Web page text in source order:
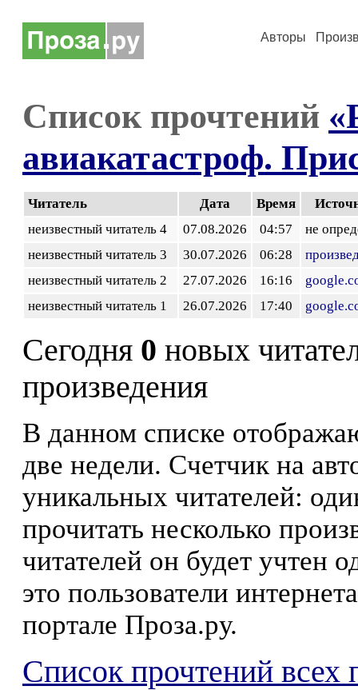
Авторы
Список прочтений
авиакатастроф.
Читатель Дата Время
неизвестный читатель 4
07.08.2026 04:57
не
неизвестный читатель 3
30.07.2026 06:28
неизвестный читатель 2
27.07.2026 16:16
неизвестный читатель 1
26.07.2026 17:40
Сегодня 0 новых
произведения
В данном списке
две недели. Счетчик на
уникальных читателей:
прочитать несколько
читателей он будет учтен
это пользователи
портале Проза.ру.
Список прочтений всех